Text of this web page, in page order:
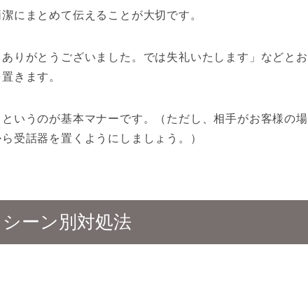
にまとめて伝えることが大切です。
りがとうございました。では失礼いたします」などとお
きます。
いうのが基本マナーです。（ただし、相手がお客様の場
受話器を置くようにしましょう。）
ーン別対処法